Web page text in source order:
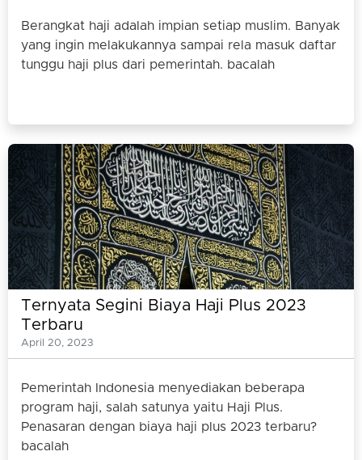
Berangkat haji adalah impian setiap muslim. Banyak
yang ingin melakukannya sampai rela masuk daftar
tunggu haji plus dari pemerintah. bacalah
Ternyata Segini Biaya Haji Plus 2023
Terbaru
April 20, 2023
Pemerintah Indonesia menyediakan beberapa
program haji, salah satunya yaitu Haji Plus.
Penasaran dengan biaya haji plus 2023 terbaru?
bacalah